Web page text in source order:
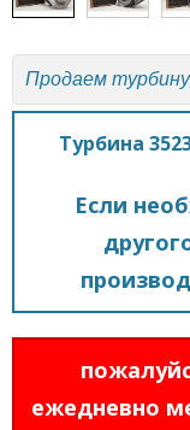
Продаем
Турбина
Если
ежедневно